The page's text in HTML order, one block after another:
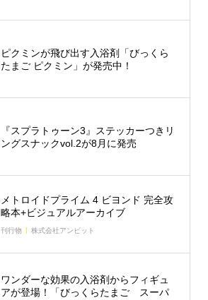
ピクミンが飛び出す入浴剤「びっくら
たまご ピクミン」が発売中！
『スプラトゥーン3』ステッカーつきリ
ングスナックvol.2が8月に発売
メトロイドプライム 4 ビヨンド 完全攻
略本+ビジュアルアーカイブ
刊行物 株式会社アンビット
ワンダーな効果の入浴剤からフィギュ
アが登場！「びっくらたまご スーパ